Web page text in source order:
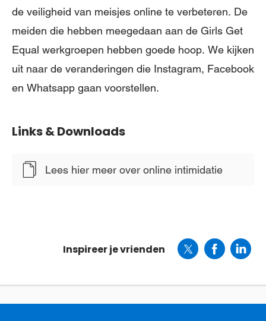
de veiligheid van meisjes online te verbeteren. De
meiden die hebben meegedaan aan de Girls Get
Equal werkgroepen hebben goede hoop. We kijken
uit naar de veranderingen die Instagram, Facebook
en Whatsapp gaan voorstellen.
Links & Downloads
Lees hier meer over online intimidatie
Inspireer je vrienden